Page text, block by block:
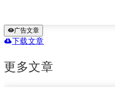
广告文章
下载文章
更多文章